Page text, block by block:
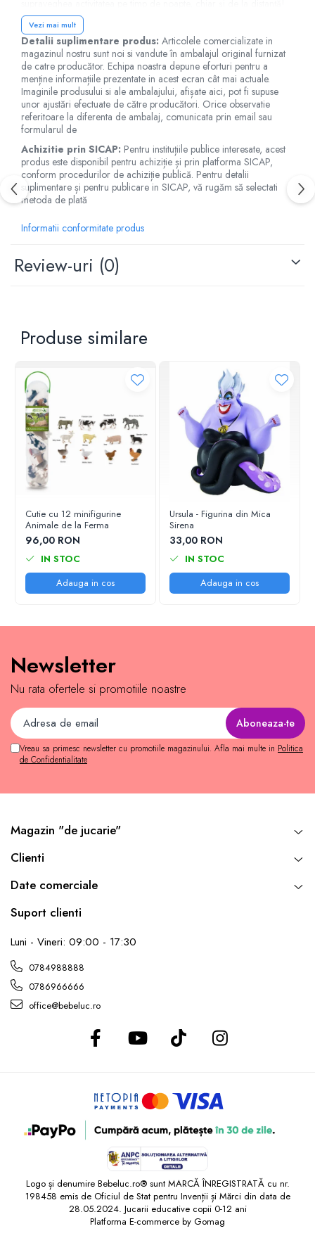
Jucarii dentitie
Jucarii senzoriale
Jucarii motrice pentru bebelusi
Saltele de activitati pentru bebe
Jucarii de sortat
Jucarii muzicale bebelusi
O lampă frontală cu LED verde care simulează tehnologia de
vedere pe timp de noapte poate fi, de asemenea, detașată de
ochelari și utilizată ca lanternă. Devino un agent secret de primă
clasă cu Spy Labs, experții în echipamente pentru detectivi; sursa ta
de încredere pentru toate instrumentele și echipamentele esențiale
de spionaj! Vârsta recomandată: 8+ ani. Confecționat din plastic.
Conform reglementarilor EN71&ASTM. AVERTISMENT:
Contraindicat copiilor sub 3 ani, conține piese mici. Se recomandă
supravegherea copilului de către un adult în timpul jocului. Citiți
instrucțiunile înainte de utilizare, urmați-le și păstrați-le pentru
referință. Produs in Germania pentru Thames & Kosmos, Anglia.
Manual Ochelari de vedere pe timp de noapte, Thames & Kosmos
- descarca fisier
Vezi mai mult
Detalii suplimentare produs: Articolele comercializate in
magazinul nostru sunt noi si vandute în ambalajul original furnizat
de catre producător. Echipa noastra depune eforturi pentru a
menține informațiile prezentate in acest ecran cât mai actuale.
Imaginile produsului si ale ambalajului, afișate aici, pot fi supuse
unor ajustări efectuate de către producători. Orice observatie
referitoare la diferenta de ambalaj, comunicata prin email sau
formularul de
Achizitie prin SICAP: Pentru instituțiile publice interesate, acest
produs este disponibil pentru achiziție și prin platforma SICAP,
conform procedurilor de achiziție publică. Pentru detalii
suplimentare și pentru publicare in SICAP, vă rugăm să selectati
metoda de plată
Informatii conformitate produs
Review-uri (0)
Produse similare
Cutie cu 12 minifigurine
Animale de la Ferma
96,00 RON
IN STOC
Adauga in cos
Ursula - Figurina din Mica
Sirena
33,00 RON
IN STOC
Adauga in cos
Newsletter
Nu rata ofertele si promotiile noastre
Vreau sa primesc newsletter cu promotiile magazinului. Afla mai multe in Politica
de Confidentialitate
Magazin "de jucarie"
Clienti
Date comerciale
Suport clienti
Luni - Vineri: 09:00 - 17:30
0784988888
0786966666
office@bebeluc.ro
Logo și denumire Bebeluc.ro® sunt MARCĂ ÎNREGISTRATĂ cu nr.
198458 emis de Oficiul de Stat pentru Invenții și Mărci din data de
28.05.2024. Jucarii educative copii 0-12 ani
Platforma E-commerce by Gomag